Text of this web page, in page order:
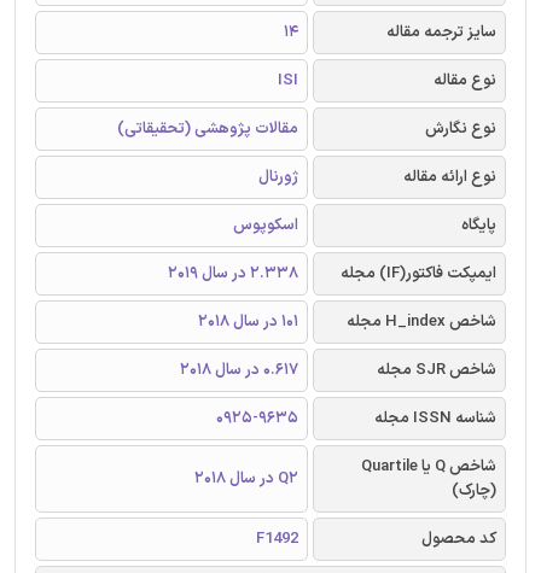
سایز ترجمه مقاله
14
نوع مقاله
ISI
نوع نگارش
مقالات پژوهشی (تحقیقاتی)
نوع ارائه مقاله
ژورنال
پایگاه
اسکوپوس
ایمپکت فاکتور(IF) مجله
2.338 در سال 2019
شاخص H_index مجله
101 در سال 2018
شاخص SJR مجله
0.617 در سال 2018
شناسه ISSN مجله
0925-9635
شاخص Q یا Quartile
(چارک)
Q2 در سال 2018
کد محصول
F1492